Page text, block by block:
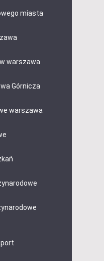
miasta
warszawa
Górnicza
warszawa